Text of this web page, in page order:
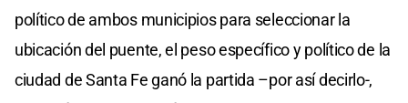
político de ambos municipios para seleccionar la
ubicación del puente, el peso específico y político de la
ciudad de Santa Fe ganó la partida –por así decirlo-,